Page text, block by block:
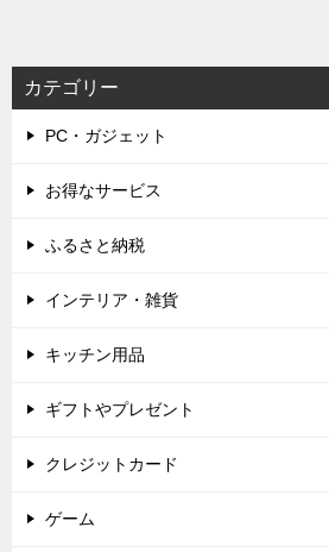
カテゴリー
PC・ガジェット
お得なサービス
ふるさと納税
インテリア・雑貨
キッチン用品
ギフトやプレゼント
クレジットカード
ゲーム